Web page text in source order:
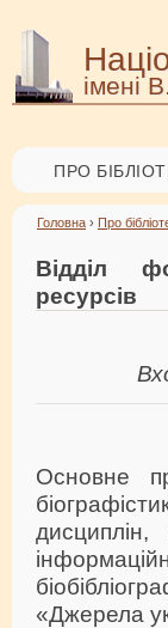
імені
ПРО
Головна › Про
Відділ
ресурсів
Основне
дисциплін,
«Джерела